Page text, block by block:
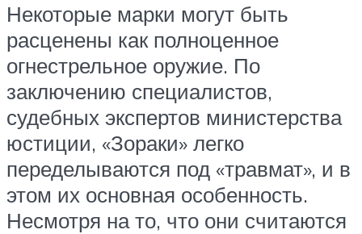
Некоторые марки могут быть
расценены как полноценное
огнестрельное оружие. По
заключению специалистов,
судебных экспертов министерства
юстиции, «Зораки» легко
переделываются под «травмат», и в
этом их основная особенность.
Несмотря на то, что они считаются